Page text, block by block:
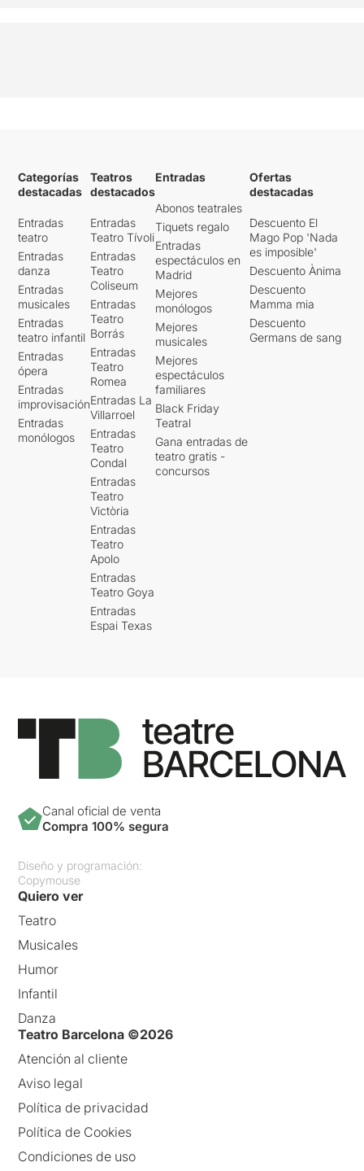
Categorías
destacadas
Entradas
teatro
Entradas
danza
Entradas
musicales
Entradas
teatro infantil
Entradas
ópera
Entradas
improvisación
Entradas
monólogos
Teatros
destacados
Entradas
Teatro Tívoli
Entradas
Teatro
Coliseum
Entradas
Teatro
Borrás
Entradas
Teatro
Romea
Entradas La
Villarroel
Entradas
Teatro
Condal
Entradas
Teatro
Victòria
Entradas
Teatro
Apolo
Entradas
Teatro Goya
Entradas
Espai Texas
Entradas
Abonos teatrales
Tiquets regalo
Entradas
espectáculos en
Madrid
Mejores
monólogos
Mejores
musicales
Mejores
espectáculos
familiares
Black Friday
Teatral
Gana entradas de
teatro gratis -
concursos
Ofertas
destacadas
Descuento El
Mago Pop 'Nada
es imposible'
Descuento Ànima
Descuento
Mamma mia
Descuento
Germans de sang
Canal oficial de venta
Compra 100% segura
Diseño y programación:
Copymouse
Quiero ver
Teatro
Musicales
Humor
Infantil
Danza
Teatro Barcelona ©2026
Atención al cliente
Aviso legal
Política de privacidad
Política de Cookies
Condiciones de uso